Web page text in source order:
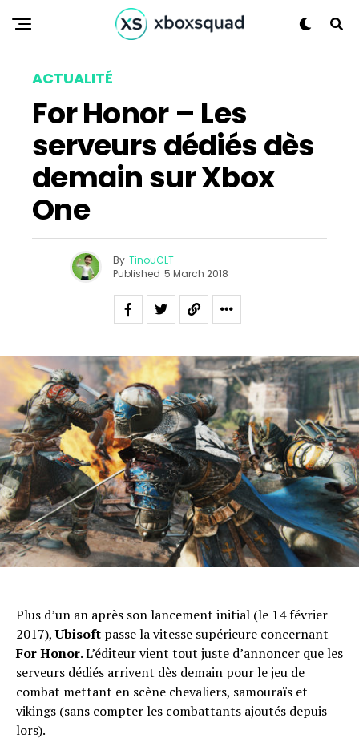
ACTUALITÉ
For Honor – Les
serveurs dédiés dès
demain sur Xbox
One
By TinouCLT
Published 5 March 2018
Plus d’un an après son lancement initial (le 14 février
2017),Ubisoft passe la vitesse supérieure concernant
For Honor. L’éditeur vient tout juste d’annoncer que les
serveurs dédiés arrivent dès demain pour le jeu de
combat mettant en scène chevaliers, samouraïs et
vikings (sans compter les combattants ajoutés depuis
lors).